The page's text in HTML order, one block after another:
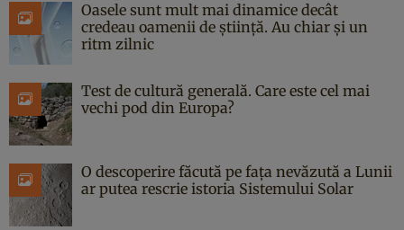
Oasele sunt mult mai dinamice decât
credeau oamenii de știință. Au chiar și un
ritm zilnic
Test de cultură generală. Care este cel mai
vechi pod din Europa?
O descoperire făcută pe fața nevăzută a Lunii
ar putea rescrie istoria Sistemului Solar